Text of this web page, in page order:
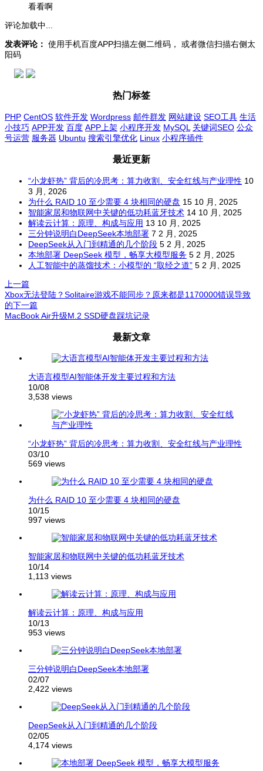
看看啊
评论加载中...
发表评论： 使用手机百度APP扫描左侧二维码， 或者微信扫描右侧太
阳码
热门标签
PHP CentOS 软件开发 Wordpress 邮件群发 网站建设 SEO工具 生活
小技巧 APP开发 百度 APP上架 小程序开发 MySQL 关键词SEO 公众
号运营 服务器 Ubuntu 搜索引擎优化 Linux 小程序插件
最近更新
“小龙虾热” 背后的冷思考：算力收割、安全红线与产业理性 10
3 月, 2026
为什么 RAID 10 至少需要 4 块相同的硬盘 15 10 月, 2025
智能家居和物联网中关键的低功耗蓝牙技术 14 10 月, 2025
解读云计算：原理、构成与应用 13 10 月, 2025
三分钟说明白DeepSeek本地部署 7 2 月, 2025
DeepSeek从入门到精通的几个阶段 5 2 月, 2025
本地部署 DeepSeek 模型，畅享大模型服务 5 2 月, 2025
人工智能中的蒸馏技术：小模型的 “取经之道” 5 2 月, 2025
上一篇
Xbox无法登陆？Solitaire游戏不能同步？原来都是1170000错误导致
的下一篇
MacBook Air升级M.2 SSD硬盘踩坑记录
最新文章
大语言模型AI智能体开发主要过程和方法
10/08
3,538 views
“小龙虾热” 背后的冷思考：算力收割、安全红线与产业理性
03/10
569 views
为什么 RAID 10 至少需要 4 块相同的硬盘
10/15
997 views
智能家居和物联网中关键的低功耗蓝牙技术
10/14
1,113 views
解读云计算：原理、构成与应用
10/13
953 views
三分钟说明白DeepSeek本地部署
02/07
2,422 views
DeepSeek从入门到精通的几个阶段
02/05
4,174 views